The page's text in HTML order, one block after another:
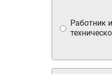
Работник